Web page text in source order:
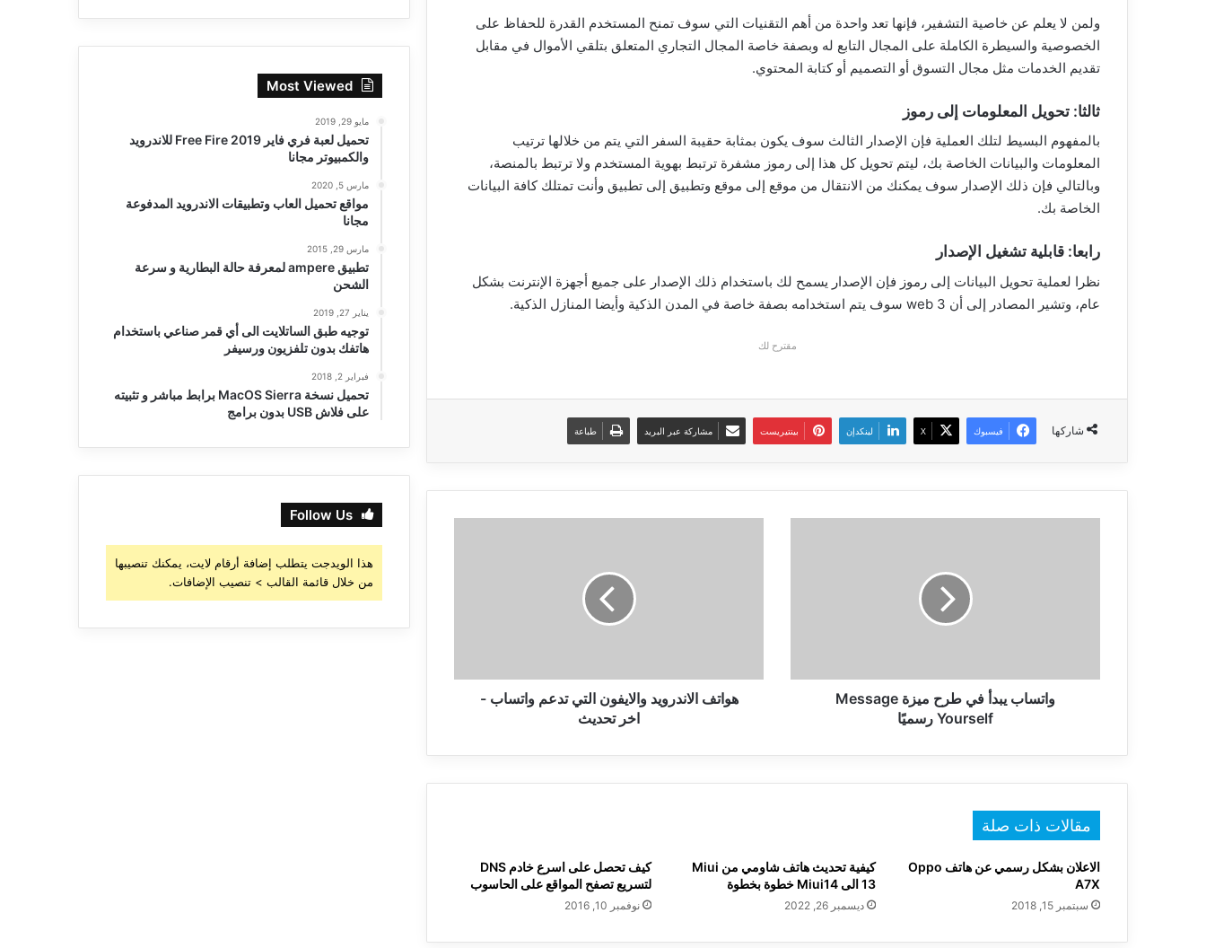
ولمن لا يعلم عن خاصية التشفير، فإنها تعد واحدة من أهم التقنيات التي سوف تمنح المستخدم القدرة للحفاظ على
الخصوصية والسيطرة الكاملة على المجال التابع له وبصفة خاصة المجال التجاري المتعلق بتلقي الأموال في مقابل
تقديم الخدمات مثل مجال التسوق أو التصميم أو كتابة المحتوي.
ثالثا: تحويل المعلومات إلى رموز
بالمفهوم البسيط لتلك العملية فإن الإصدار الثالث سوف يكون بمثابة حقيبة السفر التي يتم من خلالها ترتيب
المعلومات والبيانات الخاصة بك، ليتم تحويل كل هذا إلى رموز مشفرة ترتبط بهوية المستخدم ولا ترتبط بالمنصة،
وبالتالي فإن ذلك الإصدار سوف يمكنك من الانتقال من موقع إلى موقع وتطبيق إلى تطبيق وأنت تمتلك كافة البيانات
الخاصة بك.
رابعا: قابلية تشغيل الإصدار
نظرا لعملية تحويل البيانات إلى رموز فإن الإصدار يسمح لك باستخدام ذلك الإصدار على جميع أجهزة الإنترنت بشكل
عام، وتشير المصادر إلى أن web 3 سوف يتم استخدامه بصفة خاصة في المدن الذكية وأيضا المنازل الذكية.
مقترح لك
شاركها فيسبوك ‫X لينكدإن بينتيريست مشاركة عبر البريد طباعة
واتساب يبدأ في طرح ميزة Message
Yourself رسميًا
تحديث
هواتف الاندرويد والايفون التي تدعم واتساب -
اخر تحديث
مقالات ذات صلة
الاعلان بشكل رسمي عن هاتف Oppo
A7X
سبتمبر 15, 2018
كيفية تحديث هاتف شاومي من Miui
13 الى Miui14 خطوة بخطوة
ديسمبر 26, 2022
كيف تحصل على اسرع خادم DNS
لتسريع تصفح المواقع على الحاسوب
نوفمبر 10, 2016
Most Viewed
مايو 29, 2019
تحميل لعبة فري فاير Free Fire 2019 للاندرويد
والكمبيوتر مجانا
مارس 5, 2020
مواقع تحميل العاب وتطبيقات الاندرويد المدفوعة
مجانا
مارس 29, 2015
تطبيق ampere لمعرفة حالة البطارية و سرعة
الشحن
يناير 27, 2019
توجيه طبق الساتلايت الى أي قمر صناعي باستخدام
هاتفك بدون تلفزيون ورسيفر
فبراير 2, 2018
تحميل نسخة MacOS Sierra برابط مباشر و تثبيته
على فلاش USB بدون برامج
Follow Us
هذا الويدجت يتطلب إضافة أرقام لايت، يمكنك تنصيبها
من خلال قائمة القالب > تنصيب الإضافات.